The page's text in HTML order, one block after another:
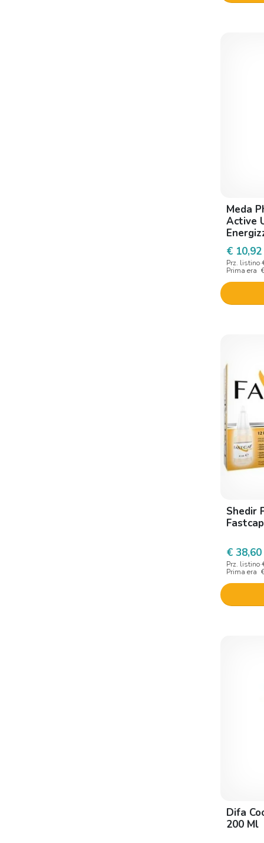
Meda
Active
€ 10,92
Prz. listino
Prima era
Shedir
€ 38,60
Prz. listino
Prima era
Difa
200 Ml